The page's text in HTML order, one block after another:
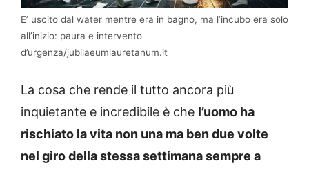
E’ uscito dal water mentre era in bagno, ma l’incubo era solo
all’inizio: paura e intervento
d’urgenza/jubilaeumlauretanum.it
La cosa che rende il tutto ancora più
inquietante e incredibile è che l’uomo ha
rischiato la vita non una ma ben due volte
nel giro della stessa settimana sempre a